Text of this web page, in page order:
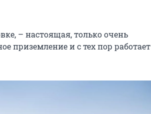
– настоящая, только очень
приземление и с тех пор работает